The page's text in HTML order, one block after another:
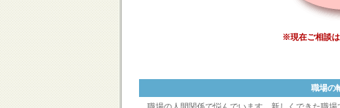
※現在ご相談
職場の